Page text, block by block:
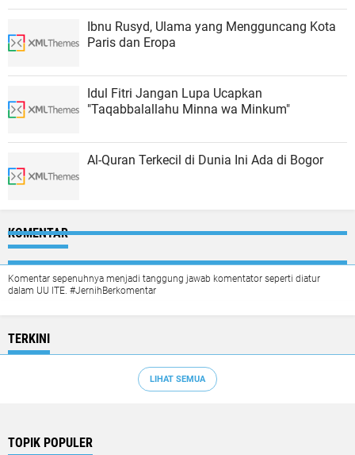
Ibnu Rusyd, Ulama yang Mengguncang Kota
Paris dan Eropa
Idul Fitri Jangan Lupa Ucapkan
"Taqabbalallahu Minna wa Minkum"
Al-Quran Terkecil di Dunia Ini Ada di Bogor
KOMENTAR
Komentar sepenuhnya menjadi tanggung jawab komentator seperti diatur
dalam UU ITE. #JernihBerkomentar
TERKINI
LIHAT SEMUA
TOPIK POPULER